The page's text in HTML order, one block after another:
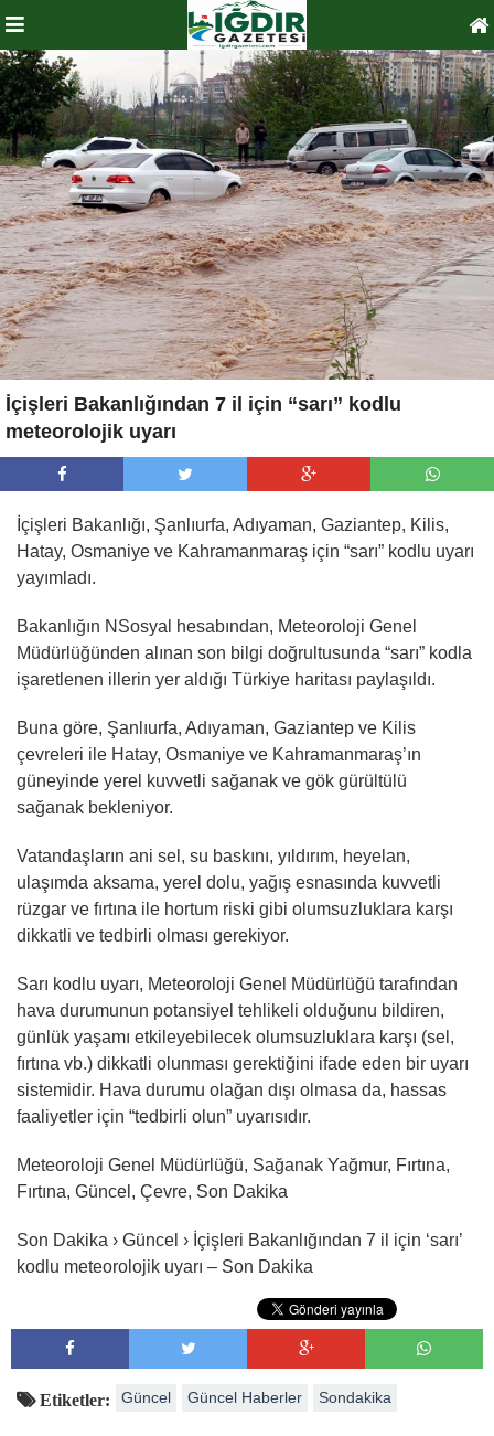
İçişleri Bakanlığından 7 il için “sarı” kodlu
meteorolojik uyarı
İçişleri Bakanlığı, Şanlıurfa, Adıyaman, Gaziantep, Kilis,
Hatay, Osmaniye ve Kahramanmaraş için “sarı” kodlu uyarı
yayımladı.
Bakanlığın NSosyal hesabından, Meteoroloji Genel
Müdürlüğünden alınan son bilgi doğrultusunda “sarı” kodla
işaretlenen illerin yer aldığı Türkiye haritası paylaşıldı.
Buna göre, Şanlıurfa, Adıyaman, Gaziantep ve Kilis
çevreleri ile Hatay, Osmaniye ve Kahramanmaraş’ın
güneyinde yerel kuvvetli sağanak ve gök gürültülü
sağanak bekleniyor.
Vatandaşların ani sel, su baskını, yıldırım, heyelan,
ulaşımda aksama, yerel dolu, yağış esnasında kuvvetli
rüzgar ve fırtına ile hortum riski gibi olumsuzluklara karşı
dikkatli ve tedbirli olması gerekiyor.
Sarı kodlu uyarı, Meteoroloji Genel Müdürlüğü tarafından
hava durumunun potansiyel tehlikeli olduğunu bildiren,
günlük yaşamı etkileyebilecek olumsuzluklara karşı (sel,
fırtına vb.) dikkatli olunması gerektiğini ifade eden bir uyarı
sistemidir. Hava durumu olağan dışı olmasa da, hassas
faaliyetler için “tedbirli olun” uyarısıdır.
Meteoroloji Genel Müdürlüğü, Sağanak Yağmur, Fırtına,
Fırtına, Güncel, Çevre, Son Dakika
Son Dakika › Güncel › İçişleri Bakanlığından 7 il için ‘sarı’
kodlu meteorolojik uyarı – Son Dakika
Etiketler: Güncel Güncel Haberler Sondakika